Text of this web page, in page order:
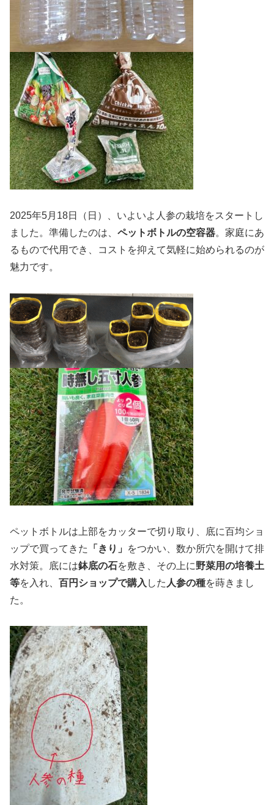
2025年5月18日（日）、いよいよ人参の栽培をスタートし
ました。準備したのは、 ペットボトルの空容器。家庭にあ
るもので代用でき、コストを抑えて気軽に始められるのが
魅力です。
ペットボトルは上部をカッターで切り取り、底に百均ショ
ップで買ってきた
「きり」
をつかい、数か所穴を開けて排
水対策。底には鉢底の石を敷き、その上に野菜用の培養土
等を入れ、 百円ショップで購入 した 人参の種を蒔きまし
た。